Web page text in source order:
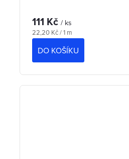
u
111 Kč / ks
Měrná
22,20 Kč / 1 m
DO KOŠÍKU